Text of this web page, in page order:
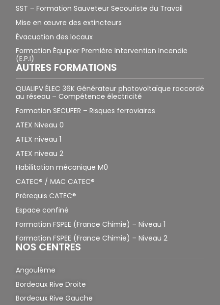
SST – Formation Sauveteur Secouriste du Travail
Mise en œuvre des extincteurs
Évacuation des locaux
Formation Équipier Première Intervention Incendie
(E.P.I)
AUTRES FORMATIONS
QUALIPV ÉLEC 36K Générateur photovoltaïque raccordé
au réseau – Compétence électricité
Formation SECUFER – Risques ferroviaires
ATEX Niveau 0
ATEX niveau 1
ATEX niveau 2
Habilitation mécanique M0
CATEC® / MAC CATEC®
Prérequis CATEC®
Espace confiné
Formation FSPEE (France Chimie) – Niveau 1
Formation FSPEE (France Chimie) – Niveau 2
NOS CENTRES
Angoulême
Bordeaux Rive Droite
Bordeaux Rive Gauche